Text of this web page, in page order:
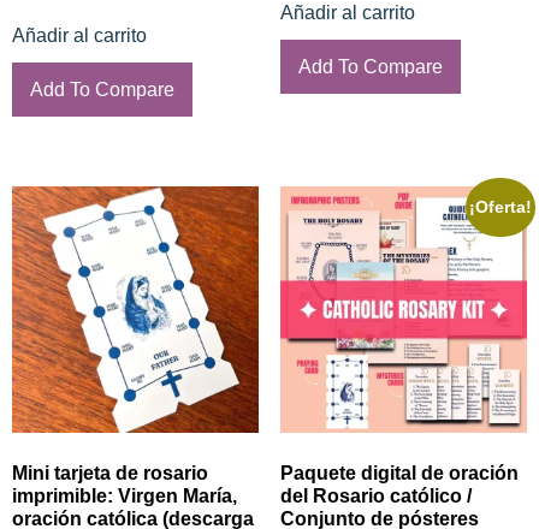
Añadir al carrito
Add To Compare
Añadir al carrito
Add To Compare
Mini tarjeta de rosario
imprimible: Virgen María,
oración católica (descarga
¡Oferta!
Paquete digital de oración
del Rosario católico /
Conjunto de pósteres